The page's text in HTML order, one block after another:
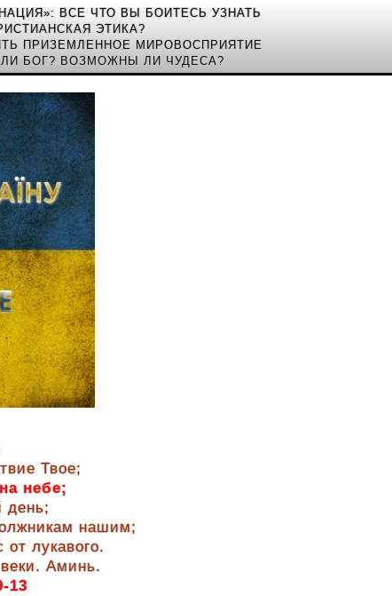
ВСЕ ЧТО ВЫ БОИТЕСЬ УЗНАТЬ
ЭТИКА?
ПРИЗЕМЛЕННОЕ МИРОВОСПРИЯТИЕ
БОГ? ВОЗМОЖНЫ ЛИ ЧУДЕСА?
Твое;
небе;
день;
нашим;
лукавого.
Аминь.
13